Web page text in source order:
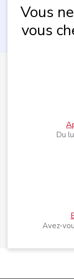
Vous
vous
Du
Avez-